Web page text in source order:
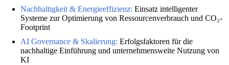
Nachhaltigkeit & Energieeffizienz: Einsatz intelligenter
Systeme zur Optimierung von Ressourcenverbrauch und CO₂-
Footprint
AI Governance & Skalierung: Erfolgsfaktoren für die
nachhaltige Einführung und unternehmensweite Nutzung von
KI